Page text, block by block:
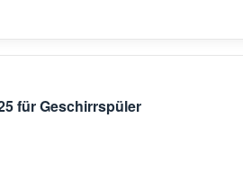
für Geschirrspüler